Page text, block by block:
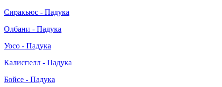
Сиракьюс - Падука
Олбани - Падука
Уосо - Падука
Калиспелл - Падука
Бойсе - Падука